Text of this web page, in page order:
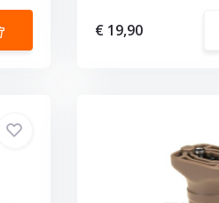
€ 19,90